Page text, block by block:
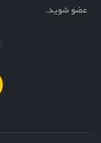
عضو شوید.